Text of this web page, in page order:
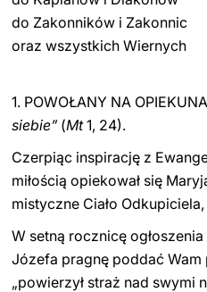
do Zakonników i Zakonnic
oraz wszystkich Wiernych
1. POWOŁANY NA
siebie”(Mt1, 24).
Czerpiąc inspirację z
miłością opiekował się
mistyczne Ciało
W setną rocznicę
Józefa pragnę poddać Wam
„powierzył straż nad swymi